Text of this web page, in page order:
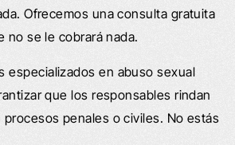
Ofrecemos una consulta gratuita
no se le cobrará nada.
especializados en abuso sexual
que los responsables rindan
penales o civiles. No estás